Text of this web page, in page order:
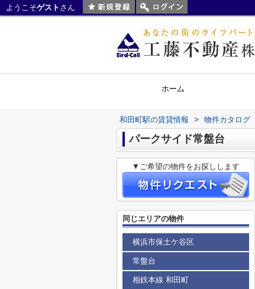
ようこそゲスト さん
ホーム
和田町駅の賃貸情報 > 物件カタログ
パークサイド常盤台
▼ご希望の物件をお探しします
同じエリアの物件
横浜市保土ケ谷区
常盤台
相鉄本線 和田町